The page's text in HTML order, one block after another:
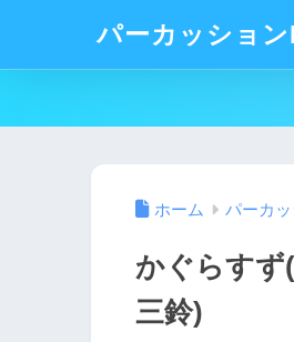
パーカッショ
ホーム パーカ
かぐらすず
三鈴)